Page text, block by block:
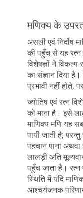
मणिक्य के
असली एवं निर्दोष
की पहुँच से यह रत्न
विशेषज्ञों ने
का संज्ञान दिया
प्रभावी नहीं होते,
ज्योतिष एवं रत्न
को माना है। इसे
माणिक्य मणि यह
पायी जाती है;
पहचान पाना
लालड़ी अति
पहुँच जाता है। रत्न
स्थिति में यदि
आश्चर्यजनक